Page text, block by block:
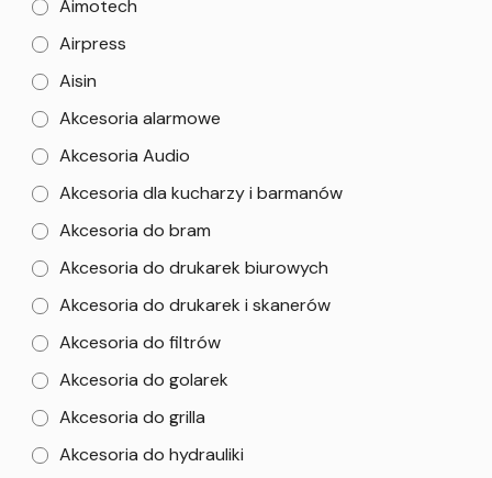
Aimotech
Airpress
Aisin
Akcesoria alarmowe
Akcesoria Audio
Akcesoria dla kucharzy i barmanów
Akcesoria do bram
Akcesoria do drukarek biurowych
Akcesoria do drukarek i skanerów
Akcesoria do filtrów
Akcesoria do golarek
Akcesoria do grilla
Akcesoria do hydrauliki